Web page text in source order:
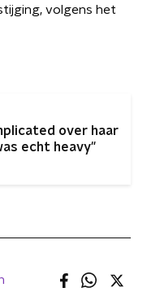
volgens het
over haar
echt heavy"